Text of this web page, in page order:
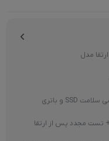
تست مجدد پس از ارتقا